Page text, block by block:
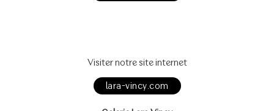
Visiter notre site internet
lara-vincy.com